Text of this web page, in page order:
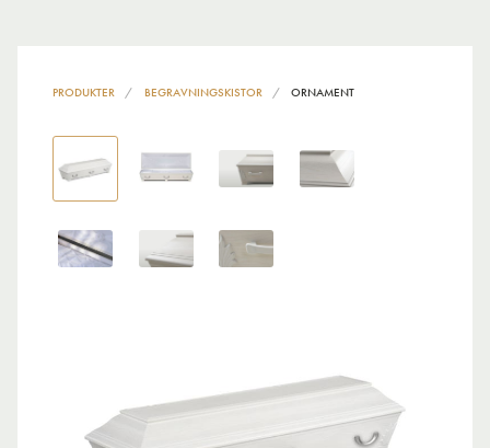
PRODUKTER BEGRAVNINGSKISTOR ORNAMENT